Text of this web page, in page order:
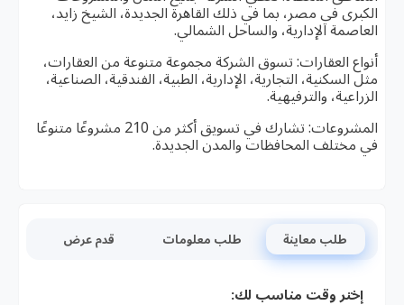
الكبرى في مصر، بما في ذلك القاهرة الجديدة، الشيخ زايد،
العاصمة الإدارية، والساحل الشمالي.
أنواع العقارات: تسوق الشركة مجموعة متنوعة من العقارات،
مثل السكنية، التجارية، الإدارية، الطبية، الفندقية، الصناعية،
الزراعية، والترفيهية.
المشروعات: تشارك في تسويق أكثر من 210 مشروعًا متنوعًا
في مختلف المحافظات والمدن الجديدة.
طلب معاينة طلب معلومات قدم عرض
إختر وقت مناسب لك: